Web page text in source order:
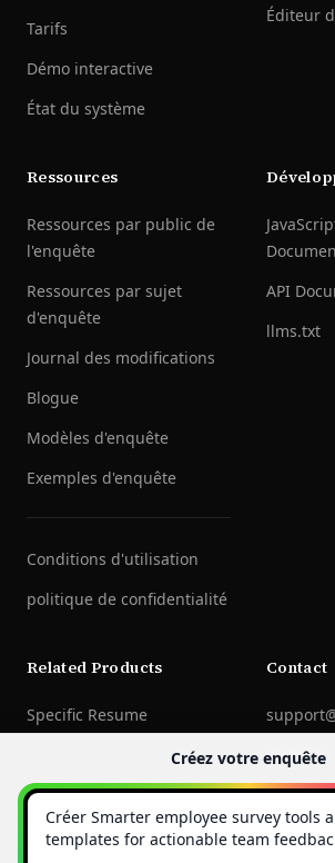
Créez votre enquête
Tarifs
Démo interactive
État du système
Éditeur
Ressources
Ressources par public de
l'enquête
Ressources par sujet
d'enquête
Journal des modifications
Blogue
Modèles d'enquête
Exemples d'enquête
Conditions d'utilisation
politique de confidentialité
API
llms.txt
Related Products
Specific Resume
Contact
LinkedIn